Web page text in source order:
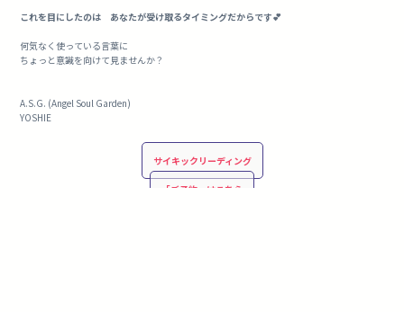
これを目にしたのは あなたが受け取るタイミングだからです💕
何気なく使っている言葉に
ちょっと意識を向けて見ませんか？
A.S.G. (Angel Soul Garden)
YOSHIE
サイキックリーディング
「ご予約」はこちら